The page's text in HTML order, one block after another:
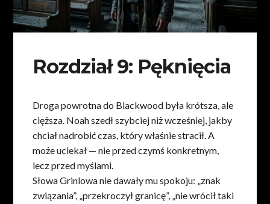
Rozdział 9: Pęknięcia
Droga powrotna do Blackwood była krótsza, ale
cięższa. Noah szedł szybciej niż wcześniej, jakby
chciał nadrobić czas, który właśnie stracił. A
może uciekał — nie przed czymś konkretnym,
lecz przed myślami.
Słowa Grinlowa nie dawały mu spokoju: „znak
związania”, „przekroczył granicę”, „nie wrócił taki